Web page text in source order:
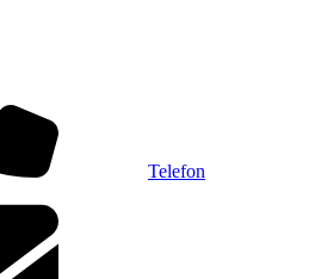
Telefon